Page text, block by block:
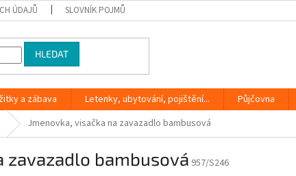
ÚDAJŮ SLOVNÍK POJMŮ
HLEDAT
a zábava Letenky, ubytování, pojištění... Půjčovna
Jmenovka, visačka na zavazadlo bambusová
zavazadlo bambusová 957/S246